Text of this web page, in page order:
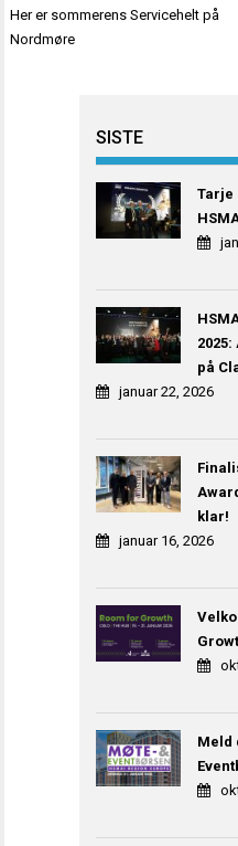
Innleggsnavigasjon
Her er sommerens Servicehelt på
Nordmøre
SISTE
Tarje
på
januar 22, 2026
klar!
januar 16, 2026
Meld